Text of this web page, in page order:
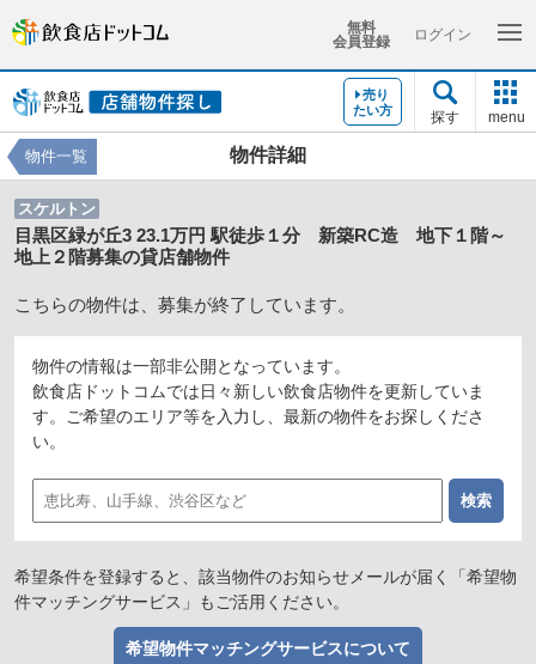
無料
会員登録
ログイン
売り
たい方
探す menu
物件詳細
物件一覧
スケルトン
目黒区緑が丘3 23.1万円 駅徒歩１分 新築RC造 地下１階～
地上２階募集の貸店舗物件
こちらの物件は、募集が終了しています。
物件の情報は一部非公開となっています。
飲食店ドットコムでは日々新しい飲食店物件を更新していま
す。ご希望のエリア等を入力し、最新の物件をお探しくださ
い。
希望条件を登録すると、該当物件のお知らせメールが届く「希望物
件マッチングサービス」もご活用ください。
希望物件マッチングサービスについて